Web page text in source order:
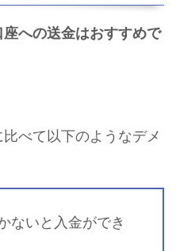
座への送金はおすすめで
べて以下のようなデメ
ないと入金ができ